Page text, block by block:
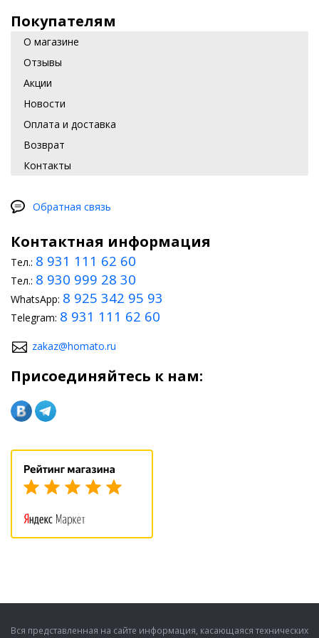
Покупателям
О магазине
Отзывы
Акции
Новости
Оплата и доставка
Возврат
Контакты
Обратная связь
Контактная информация
Тел.: 8 931 111 62 60
Тел.: 8 930 999 28 30
WhatsApp: 8 925 342 95 93
Telegram: 8 931 111 62 60
zakaz@homato.ru
Присоединяйтесь к нам:
Вся представленная на сайте информация, касающаяся технических